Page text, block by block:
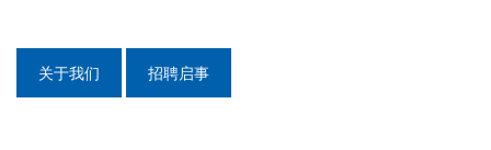
关于我们 招聘启事